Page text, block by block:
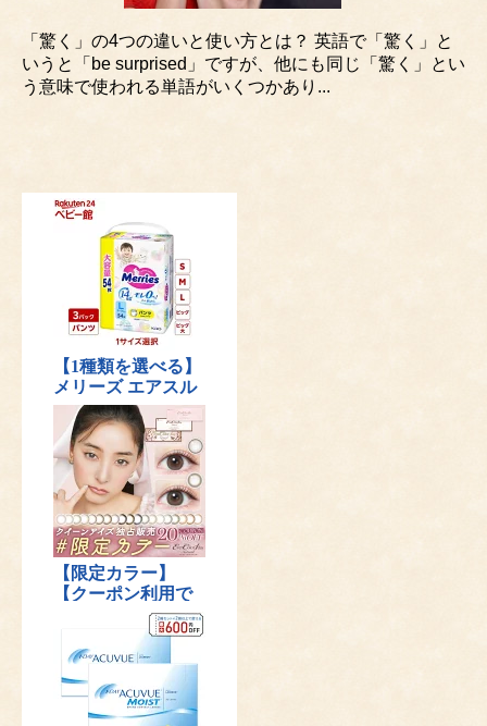
「驚く」の4つの違いと使い方とは？ 英語で「驚く」と
いうと「be surprised」ですが、他にも同じ「驚く」とい
う意味で使われる単語がいくつかあり...